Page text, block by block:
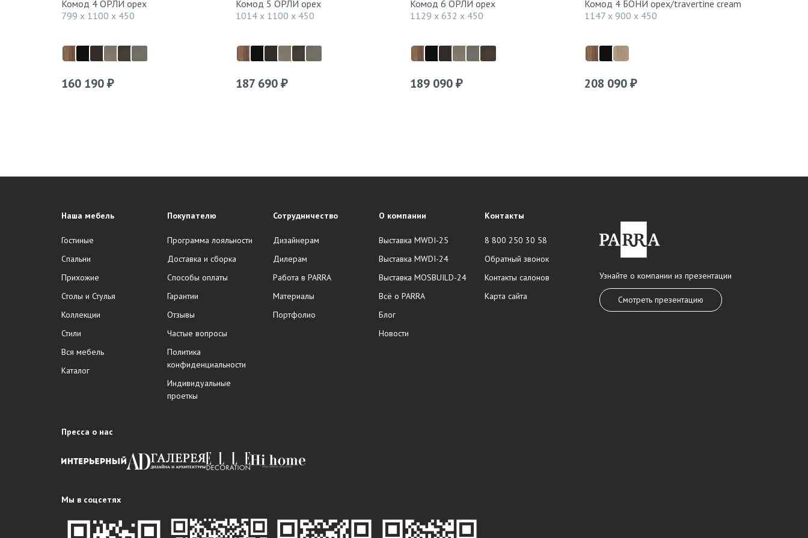
Комод 4 ОРЛИ орех
799 x 1100 x 450
160 190 ₽
Комод 5 ОРЛИ орех
1014 x 1100 x 450
187 690 ₽
Комод 6 ОРЛИ орех
1129 x 632 x 450
189 090 ₽
Комод 4 БОНИ орех/travertine cream
1147 x 900 x 450
208 090 ₽
Наша мебель
Гостиные
Спальни
Прихожие
Столы и Стулья
Коллекции
Стили
Вся мебель
Каталог
Покупателю
Программа лояльности
Доставка и сборка
Способы оплаты
Гарантии
Отзывы
Частые вопросы
Политика
конфиденциальности
Индивидуальные
проеткы
Сотрудничество
Дизайнерам
Дилерам
Работа в PARRA
Материалы
Портфолио
О компании
Выставка MWDI-25
Выставка MWDI-24
Выставка MOSBUILD-24
Всё о PARRA
Блог
Новости
Контакты
8 800 250 30 58
Обратный звонок
Контакты салонов
Карта сайта
Узнайте о компании из презентации
Смотреть презентацию
Пресса о нас
Мы в соцсетях